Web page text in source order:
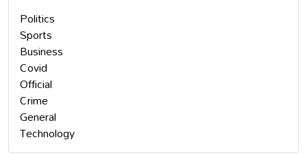
Politics
Sports
Business
Covid
Official
Crime
General
Technology